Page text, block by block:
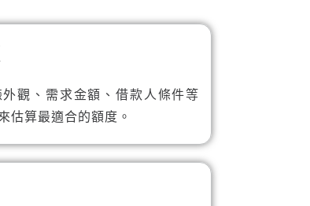
觀、需求金額、借款人條件等
估算最適合的額度。